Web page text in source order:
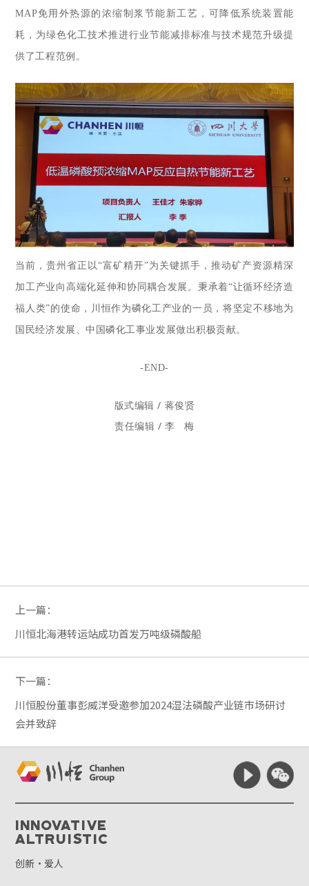
MAP免用外热源的浓缩制浆节能新工艺，可降低系统装置能
耗，为绿色化工技术推进行业节能减排标准与技术规范升级提
供了工程范例。
当前，贵州省正以“富矿精开”为关键抓手，推动矿产资源精深
加工产业向高端化延伸和协同耦合发展 。 秉承着“让循环经济造
福人类”的使命，川恒作为磷化工产业的一员，将坚定不移地为
国民经济发展、中国磷化工事业发展做出积极贡献。
-END-
版式编辑 / 蒋俊贤
责任编辑 / 李 梅
上一篇：
川恒北海港转运站成功首发万吨级磷酸船
下一篇：
川恒股份董事彭威洋受邀参加2024湿法磷酸产业链市场研讨
会并致辞
Innovative
Altruistic
创新·爱人